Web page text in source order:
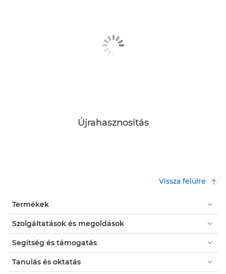
Újrahasznosítás
Vissza felülre
Termékek
Szolgáltatások és megoldások
Segítség és támogatás
Tanulás és oktatás